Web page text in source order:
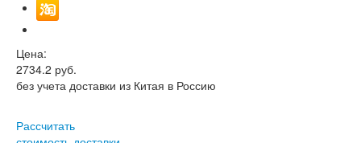
Цена:
2734.2 руб.
без учета доставки из Китая в Россию
Рассчитать